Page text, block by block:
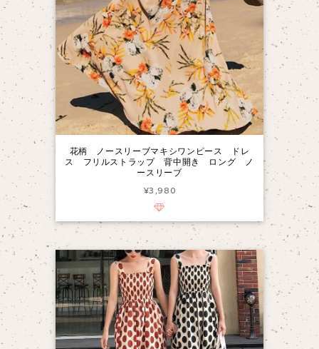
花柄 ノースリーブマキシワンピース ドレ
ス フリルストラップ 背中開き ロング ノ
ースリーブ
¥3,980